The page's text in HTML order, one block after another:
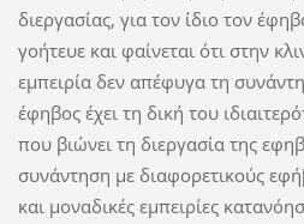
διεργασίας, για τον ίδιο τον
γοήτευε και φαίνεται ότι στην
εμπειρία δεν απέφυγα τη
έφηβος έχει τη δική του
που βιώνει τη διεργασία της
συνάντηση με διαφορετικούς
και μοναδικές εμπειρίες